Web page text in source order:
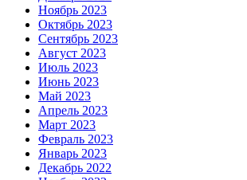
Ноябрь 2023
Октябрь 2023
Сентябрь 2023
Август 2023
Июль 2023
Июнь 2023
Май 2023
Апрель 2023
Март 2023
Февраль 2023
Январь 2023
Декабрь 2022